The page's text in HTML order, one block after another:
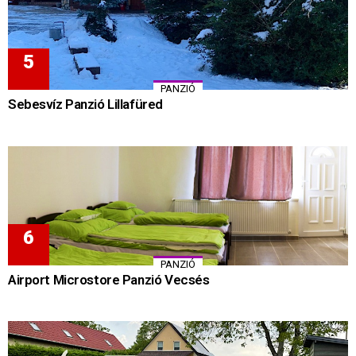
PANZIÓ
Sebesvíz Panzió Lillafüred
PANZIÓ
Airport Microstore Panzió Vecsés